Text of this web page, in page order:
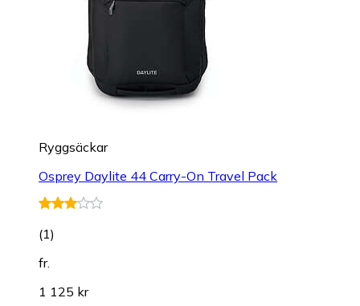
Ryggsäckar
Osprey Daylite 44 Carry-On Travel Pack
(1)
fr.
1 125 kr